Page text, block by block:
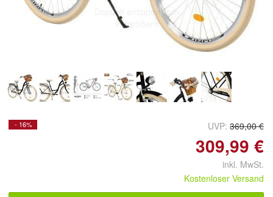
Doppelt antippen zum
vergrößern
- 16% UVP: 369,00 €
309,99 €
inkl. MwSt.
Kostenloser Versand